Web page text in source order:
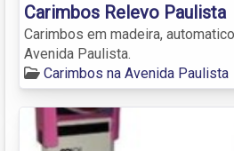
Carimbos Relevo Paulista
Carimbos em madeira,
Avenida Paulista.
Carimbos na Avenida Paulista